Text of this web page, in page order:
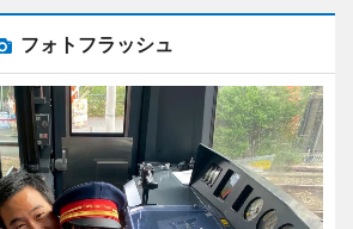
フォトフラッシュ